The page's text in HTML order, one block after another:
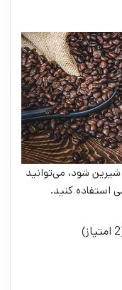
شود، می‌توانید
استفاده کنید.